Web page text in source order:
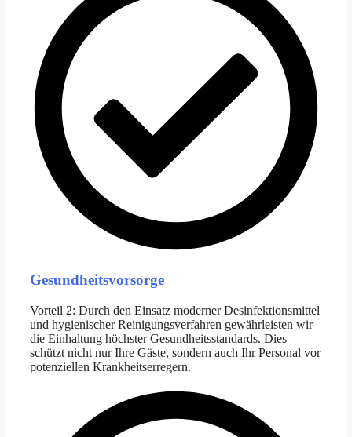
Gesundheitsvorsorge
Vorteil 2: Durch den Einsatz moderner Desinfektionsmittel
und hygienischer Reinigungsverfahren gewährleisten wir
die Einhaltung höchster Gesundheitsstandards. Dies
schützt nicht nur Ihre Gäste, sondern auch Ihr Personal vor
potenziellen Krankheitserregern.